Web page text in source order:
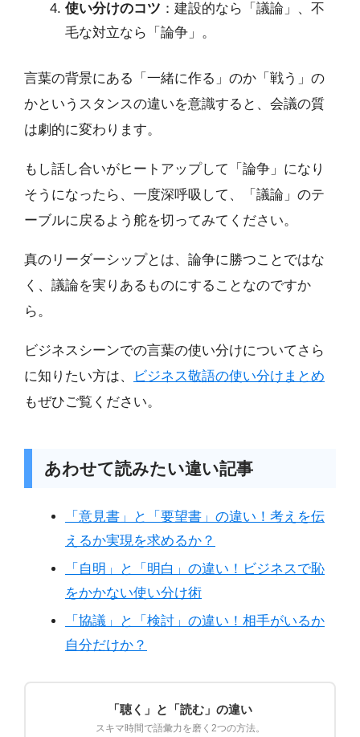
使い分けのコツ ：建設的なら「議論」、不
毛な対立なら「論争」。
言葉の背景にある「一緒に作る」のか「戦う」の
かというスタンスの違いを意識すると、会議の質
は劇的に変わります。
もし話し合いがヒートアップして「論争」になり
そうになったら、一度深呼吸して、「議論」のテ
ーブルに戻るよう舵を切ってみてください。
真のリーダーシップとは、論争に勝つことではな
く、議論を実りあるものにすることなのですか
ら。
ビジネスシーンでの言葉の使い分けについてさら
に知りたい方は、
ビジネス敬語の使い分けまとめ
もぜひご覧ください。
あわせて読みたい違い記事
「意見書」と「要望書」の違い！考えを伝
えるか実現を求めるか？
「自明」と「明白」の違い！ビジネスで恥
をかかない使い分け術
「協議」と「検討」の違い！相手がいるか
自分だけか？
「聴く」と「読む」の違い
スキマ時間で語彙力を磨く2つの方法。